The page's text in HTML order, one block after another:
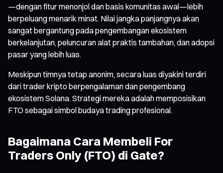
—dengan fitur menonjol dan basis komunitas awal—lebih
berpeluang menarik minat. Nilai jangka panjangnya akan
sangat bergantung pada pengembangan ekosistem
berkelanjutan, peluncuran alat praktis tambahan, dan adopsi
pasar yang lebih luas.
Meskipun timnya tetap anonim, secara luas diyakini terdiri
dari trader kripto berpengalaman dan pengembang
ekosistem Solana. Strategi mereka adalah memposisikan
FTO sebagai simbol budaya trading profesional.
Bagaimana Cara Membeli For
Traders Only (FTO) di Gate?